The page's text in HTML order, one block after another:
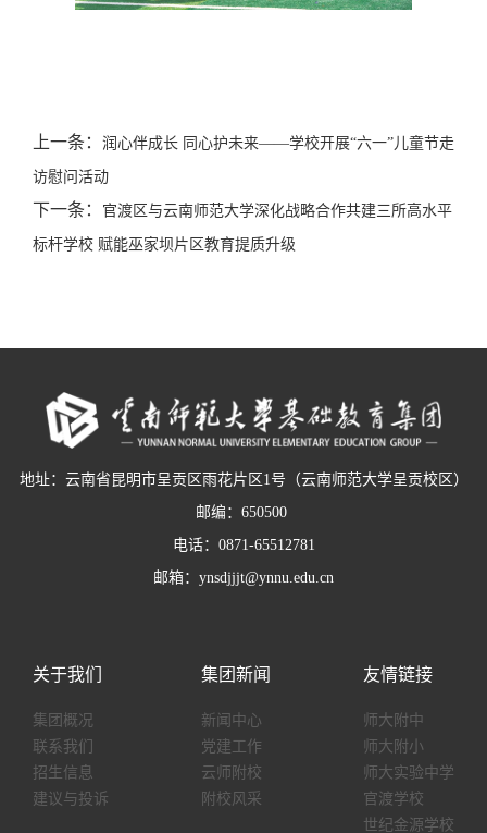
上一条： 润心伴成长 同心护未来——学校开展“六一”儿童节走
访慰问活动
下一条： 官渡区与云南师范大学深化战略合作共建三所高水平
标杆学校 赋能巫家坝片区教育提质升级
地址：云南省昆明市呈贡区雨花片区1号（云南师范大学呈贡校区）
邮编：650500
电话：0871-65512781
邮箱：ynsdjjjt@ynnu.edu.cn
关于我们
集团概况
联系我们
招生信息
建议与投诉
集团新闻
新闻中心
党建工作
云师附校
附校风采
友情链接
师大附中
师大附小
师大实验中学
官渡学校
世纪金源学校